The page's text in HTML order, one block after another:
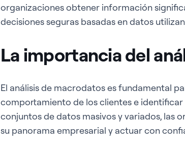
organizaciones obtener información
decisiones seguras basadas en datos
La importancia del
El análisis de macrodatos es fundamental
comportamiento de los clientes e
conjuntos de datos masivos y variados, las
su panorama empresarial y actuar con